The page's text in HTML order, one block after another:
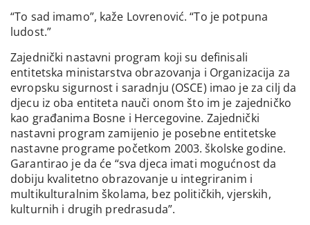
“To sad imamo”, kaže Lovrenović. “To je potpuna
ludost.”
Zajednički nastavni program koji su definisali
entitetska ministarstva obrazovanja i Organizacija za
evropsku sigurnost i saradnju (OSCE) imao je za cilj da
djecu iz oba entiteta nauči onom što im je zajedničko
kao građanima Bosne i Hercegovine. Zajednički
nastavni program zamijenio je posebne entitetske
nastavne programe početkom 2003. školske godine.
Garantirao je da će “sva djeca imati mogućnost da
dobiju kvalitetno obrazovanje u integriranim i
multikulturalnim školama, bez političkih, vjerskih,
kulturnih i drugih predrasuda”.